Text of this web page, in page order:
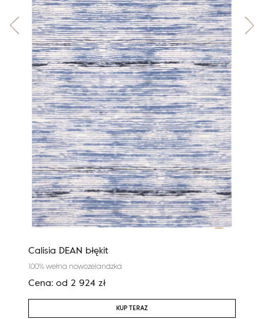
Calisia DEAN błękit
100% wełna nowozelandzka
Cena: od 2 924 zł
KUP TERAZ